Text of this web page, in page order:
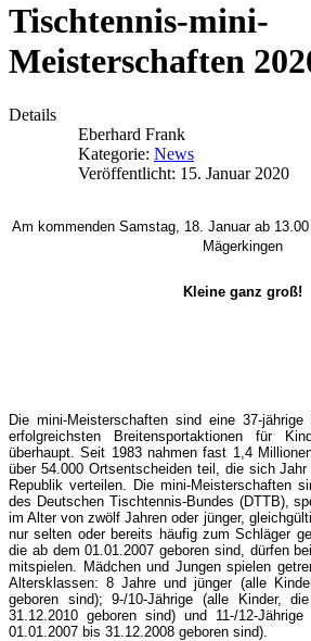
Tischtennis-mini-
Meisterschaften
Details
Eberhard Frank
Kategorie: News
Veröffentlicht: 15. Januar 2020
Am kommenden Samstag, 18. Januar ab
Mägerkingen
Kleine ganz groß!
Die mini-Meisterschaften sind eine 37-
erfolgreichsten Breitensportaktionen für
überhaupt. Seit 1983 nahmen fast 1,4
über 54.000 Ortsentscheiden teil, die sich
Republik verteilen. Die mini-Meisterschaften
des Deutschen Tischtennis-Bundes (DTTB),
im Alter von zwölf Jahren oder jünger,
nur selten oder bereits häufig zum Schläger
die ab dem 01.01.2007 geboren sind, dürfen
mitspielen. Mädchen und Jungen spielen
Altersklassen: 8 Jahre und jünger (alle
geboren sind); 9-/10-Jährige (alle Kinder,
31.12.2010 geboren sind) und 11-/12-
01.01.2007 bis 31.12.2008 geboren sind).